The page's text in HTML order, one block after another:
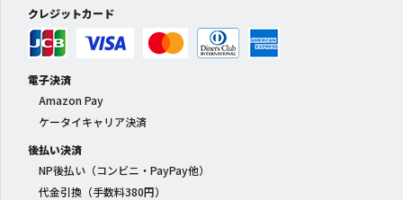
クレジットカード
電子決済
Amazon Pay
ケータイキャリア決済
後払い決済
NP後払い（コンビニ・PayPay他）
代金引換（手数料380円）